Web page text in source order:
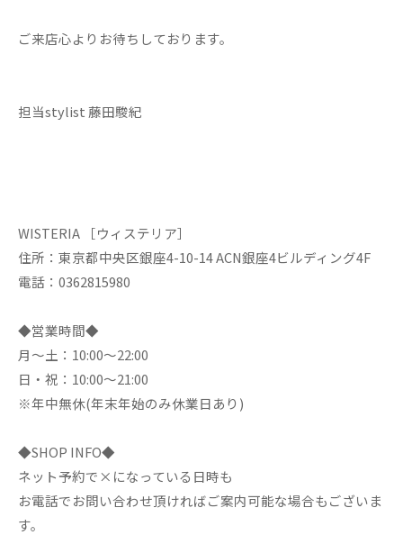
ご来店心よりお待ちしております。
担当stylist 藤田駿紀
WISTERIA ［ウィステリア］
住所：東京都中央区銀座4-10-14 ACN銀座4ビルディング4F
電話：0362815980
◆営業時間◆
月～土：10:00～22:00
日・祝：10:00～21:00
※年中無休(年末年始のみ休業日あり)
◆SHOP INFO◆
ネット予約で×になっている日時も
お電話でお問い合わせ頂ければご案内可能な場合もございま
す。